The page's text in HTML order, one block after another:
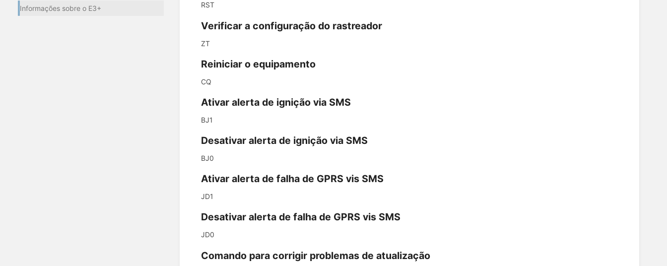
Informações sobre o E3+ RST
Verificar a configuração do rastreador
ZT
Reiniciar o equipamento
CQ
Ativar alerta de ignição via SMS
BJ1
Desativar alerta de ignição via SMS
BJ0
Ativar alerta de falha de GPRS vis SMS
JD1
Desativar alerta de falha de GPRS vis SMS
JD0
Comando para corrigir problemas de atualização